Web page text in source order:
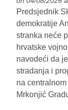
Predsjednik
demokratije
stranka neće
hrvatske
navodeći da
stradanja i
na
Mrkonjić